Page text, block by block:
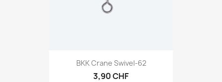
BKK Crane Swivel-62
3,90 CHF